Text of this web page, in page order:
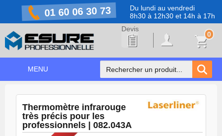
01 60 06 30 73
Du lundi au vendredi
8h30 à 12h30 et 14h à 17h
0
MENU
NOS PRODUITS
NOS MARQUES
Thermomètre infrarouge
très précis pour les
professionnels | 082.043A